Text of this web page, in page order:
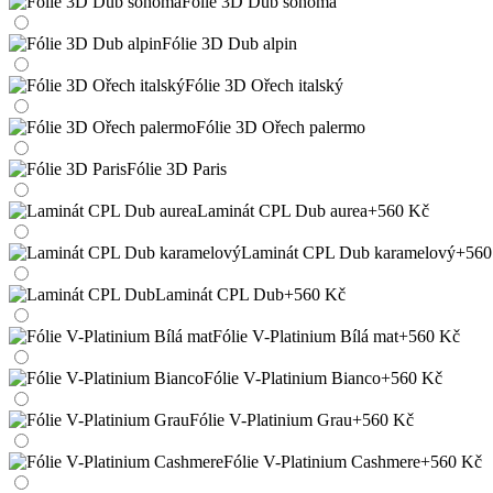
Fólie 3D Dub alpin
Fólie 3D Ořech italský
Fólie 3D Ořech palermo
Fólie 3D Paris
Laminát CPL Dub aurea+560 Kč
Laminát CPL Dub karamelový
Laminát CPL Dub+560 Kč
Fólie V-Platinium Bílá mat+560 Kč
Fólie V-Platinium Bianco+560 Kč
Fólie V-Platinium Grau+560 Kč
Fólie V-Platinium Cashmere+560 Kč